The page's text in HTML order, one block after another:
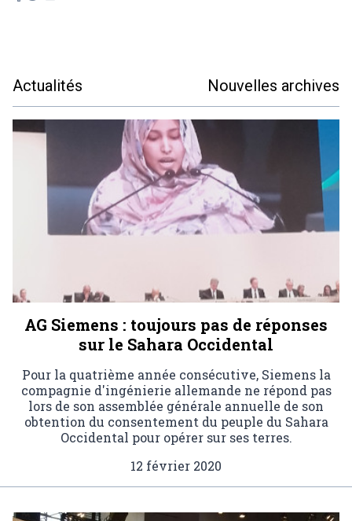
Actualités Nouvelles archives
AG Siemens : toujours pas de réponses
sur le Sahara Occidental
Pour la quatrième année consécutive, Siemens la
compagnie d'ingénierie allemande ne répond pas
lors de son assemblée générale annuelle de son
obtention du consentement du peuple du Sahara
Occidental pour opérer sur ses terres.
12 février 2020